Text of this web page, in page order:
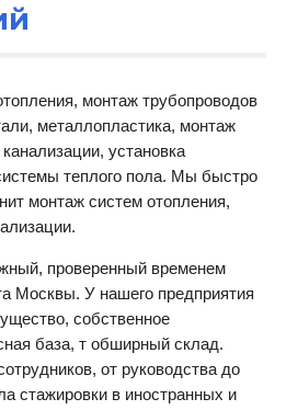
монтаж трубопроводов
металлопластика, монтаж
установка
теплого пола. Мы быстро
монтаж систем отопления,
проверенный временем
Москвы. У нашего предприятия
собственное
база, т обширный склад.
от руководства до
стажировки в иностранных и